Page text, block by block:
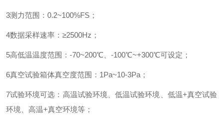
3测力范围： 0.2~100%FS ；
4数据采样速率： ≥2500Hz ；
5高低温温度范围： -70~200℃ -100℃~+300℃可设定；
6真空试验箱体真空度范围： 1Pa~10-3Pa ；
7试验环境可选：高温试验环境、低温试验环境、低温+真空试验
环境、高温+真空环境等；